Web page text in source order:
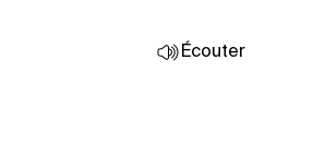
Écouter